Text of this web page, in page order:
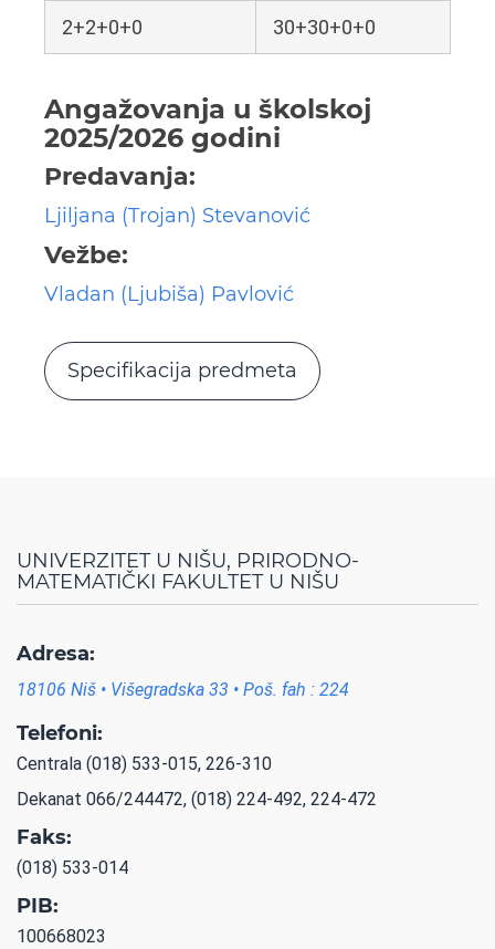
2+2+0+0 30+30+0+0
Angažovanja u školskoj
2025/2026 godini
Predavanja:
Ljiljana (Trojan) Stevanović
Vežbe:
Vladan (Ljubiša) Pavlović
Specifikacija predmeta
UNIVERZITET U NIŠU, PRIRODNO-
MATEMATIČKI FAKULTET U NIŠU
Adresa:
18106 Niš • Višegradska 33 • Poš. fah : 224
Telefoni:
Centrala (018) 533-015, 226-310
Dekanat 066/244472, (018) 224-492, 224-472
Faks:
(018) 533-014
PIB:
100668023